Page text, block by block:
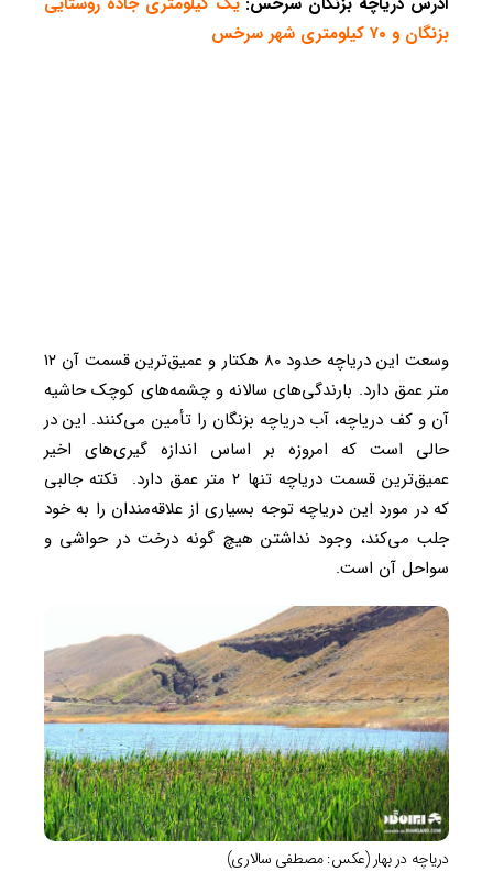
بزنگان و ۷۰ کیلومتری شهر سرخس
وسعت این دریاچه حدود ۸۰ هکتار و عمیق‌ترین قسمت آن ۱۲
متر عمق دارد. بارندگی‌های سالانه و چشمه‌های کوچک حاشیه
آن و کف دریاچه، آب دریاچه بزنگان را تأمین می‌کنند. این در
حالی است که امروزه بر اساس اندازه گیری‌های اخیر
عمیق‌ترین قسمت دریاچه تنها ۲ متر عمق دارد. نکته جالبی
که در مورد این دریاچه توجه بسیاری از علاقه‌مندان را به خود
جلب می‌کند، وجود نداشتن هیچ گونه درخت در حواشی و
سواحل آن است.
دریاچه در بهار (عکس: مصطفی سالاری)